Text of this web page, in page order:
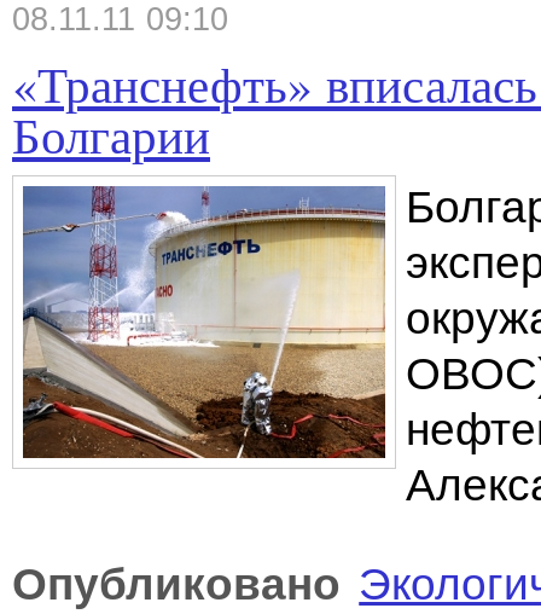
08.11.11 09:10
«Транснефть»
Болгарии
ОВОС)
Опубликовано